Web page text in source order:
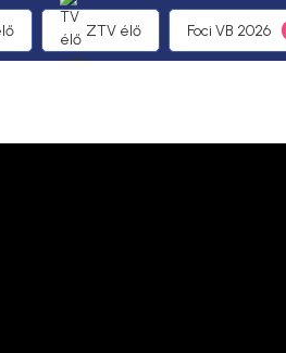
ZTV élő Foci VB 2026